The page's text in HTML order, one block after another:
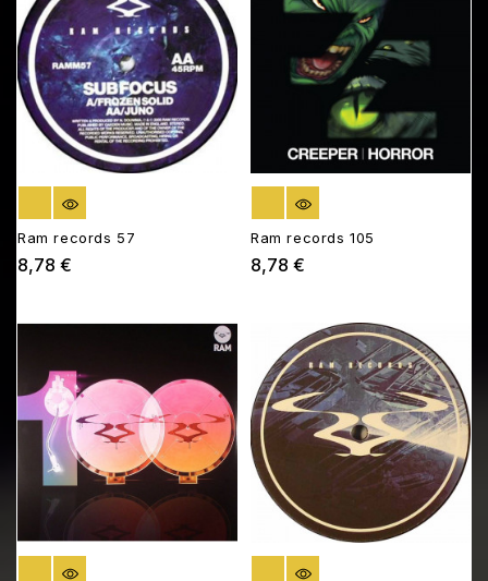
RUPTURE DE STOCK
Ram records 57
8,78 €
RUPTURE DE STOCK
Ram records 105
8,78 €
RUPTURE DE STOCK RUPTURE DE STOCK